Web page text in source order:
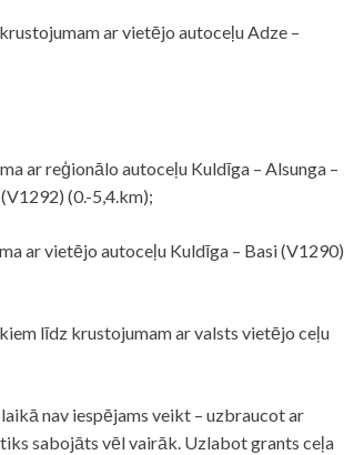
ar vietējo autoceļu Adze –
ar reģionālo autoceļu Kuldīga – Alsunga –
(0.-5,4.km);
ar vietējo autoceļu Kuldīga – Basi (V1290)
līdz krustojumam ar valsts vietējo ceļu
nav iespējams veikt – uzbraucot ar
sabojāts vēl vairāk. Uzlabot grants ceļa